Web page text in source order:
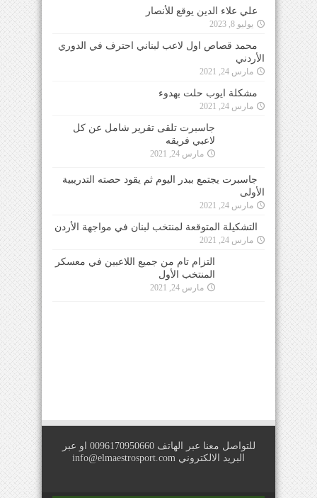
علي علاء الدين يوقع للأنصار
يوليو 8, 2023
محمد قصاص اول لاعب لبناني احترف في الدوري
الأردني
مارس 24, 2021
مشكلة ايوب حلت بهدوء
مارس 24, 2021
جاسبرت تلقى تقرير شامل عن كل
لاعبي فريقه
مارس 24, 2021
جاسبرت يجتمع ببدر اليوم ثم يقود حصته التدريبية
الأولى
مارس 24, 2021
التشكيلة المتوقعة لمنتخب لبنان في مواجهة الأردن
مارس 24, 2021
التزام تام من جميع اللاعبين في معسكر المنتخب
للتواصل معنا عبر الهاتف 0096170950660 او عبر
البريد الالكترونيinfo@elmaestrosport.com